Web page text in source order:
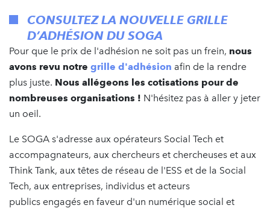
CONSULTEZ LA NOUVELLE GRILLE
D’ADHÉSION DU SOGA
Pour que le prix de l'adhésion ne soit pas un frein, nous
avons revu notre grille d'adhésion afin de la rendre
plus juste. Nous allégeons les cotisations pour de
nombreuses organisations ! N'hésitez pas à aller y jeter
un oeil.
Le SOGA s'adresse aux opérateurs Social Tech et
accompagnateurs, aux chercheurs et chercheuses et aux
Think Tank, aux têtes de réseau de l'ESS et de la Social
Tech, aux entreprises, individus et acteurs
publics engagés en faveur d'un numérique social et